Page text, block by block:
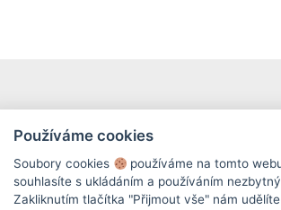
Používáme cookies
Soubory cookies
používáme na tomto
souhlasíte s ukládáním a používáním
Zakliknutím tlačítka "Přijmout vše" nám